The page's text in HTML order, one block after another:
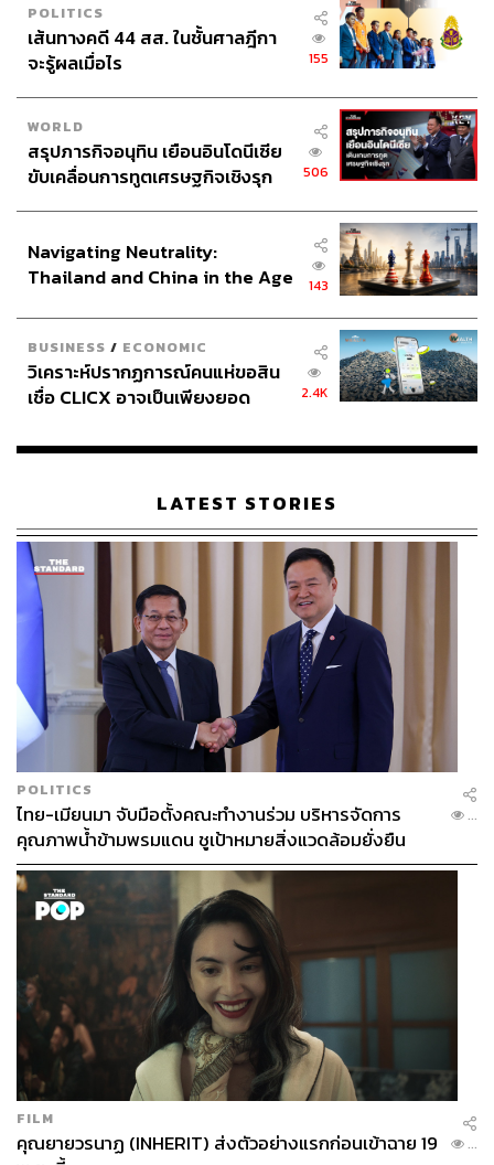
POLITICS
เส้นทางคดี 44 สส. ในชั้นศาลฎีกา
จะรู้ผลเมื่อไร
155
WORLD
สรุปภารกิจอนุทิน เยือนอินโดนีเซีย
ขับเคลื่อนการทูตเศรษฐกิจเชิงรุก
506
Navigating Neutrality:
Thailand and China in the Age
143
BUSINESS / ECONOMIC
วิเคราะห์ปรากฏการณ์คนแห่ขอสิน
เชื่อ CLICX อาจเป็นเพียงยอด
เรือนไทยที่ถูกซุกไว้
2.4K
LATEST STORIES
POLITICS
ไทย-เมียนมา จับมือตั้งคณะทำงานร่วม บริหารจัดการ
คุณภาพน้ำข้ามพรมแดน ชูเป้าหมายสิ่งแวดล้อมยั่งยืน
...
FILM
คุณยายวรนาฏ (INHERIT) ส่งตัวอย่างแรกก่อนเข้าฉาย 19
...